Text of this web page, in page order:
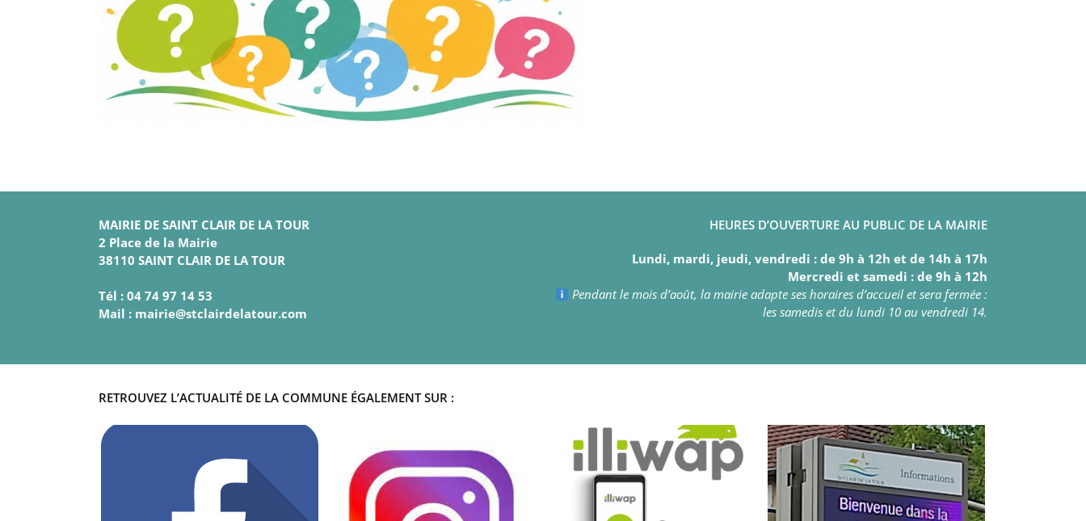
MAIRIE DE SAINT CLAIR DE LA TOUR
2 Place de la Mairie
38110 SAINT CLAIR DE LA TOUR
Tél : 04 74 97 14 53
Mail : mairie@stclairdelatour.com
HEURES D’OUVERTURE AU PUBLIC DE LA MAIRIE
Lundi, mardi, jeudi, vendredi : de 9h à 12h et de 14h à 17h
Mercredi et samedi : de 9h à 12h
Pendant le mois d’août, la mairie adapte ses horaires d’accueil et sera fermée :
les samedis et du lundi 10 au vendredi 14.
RETROUVEZ L’ACTUALITÉ DE LA COMMUNE ÉGALEMENT SUR :